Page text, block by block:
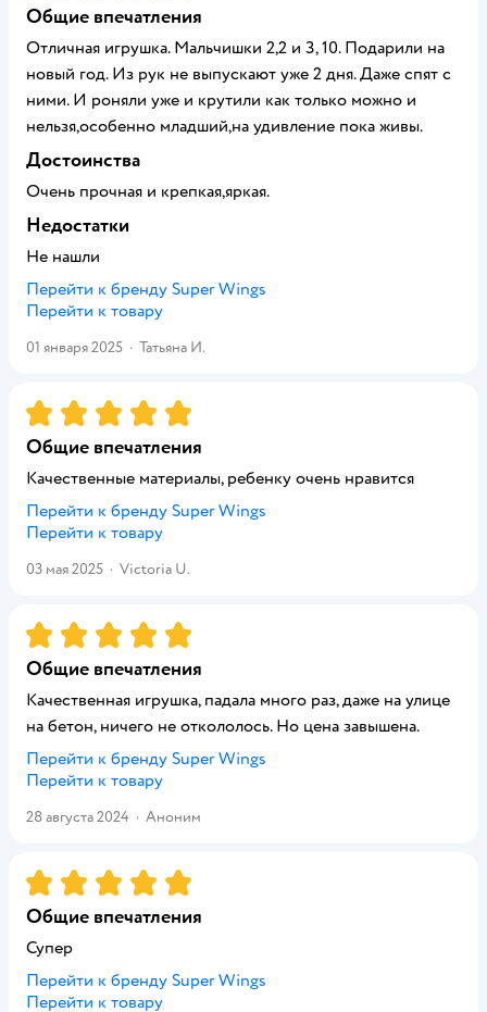
Общие впечатления
Отличная игрушка. Мальчишки 2,2 и 3, 10. Подарили на
новый год. Из рук не выпускают уже 2 дня. Даже спят с
ними. И роняли уже и крутили как только можно и
нельзя,особенно младший,на удивление пока живы.
Достоинства
Очень прочная и крепкая,яркая.
Недостатки
Не нашли
Перейти к бренду Super Wings
Перейти к товару
01 января 2025 · Татьяна И.
Рейтинг:5
Общие впечатления
Качественные материалы, ребенку очень нравится
Перейти к бренду Super Wings
Перейти к товару
03 мая 2025 · Victoria U.
Рейтинг:5
Общие впечатления
Качественная игрушка, падала много раз, даже на улице
на бетон, ничего не откололось. Но цена завышена.
Перейти к бренду Super Wings
Перейти к товару
28 августа 2024 · Аноним
Рейтинг:5
Общие впечатления
Супер
Перейти к бренду Super Wings
Перейти к товару